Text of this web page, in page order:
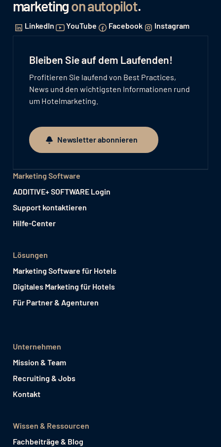
marketingon autopilot.
LinkedIn YouTube Facebook Instagram
Bleiben Sie auf dem Laufenden!
Profitieren Sie laufend von Best Practices,
News und den wichtigsten Informationen rund
um Hotelmarketing.
Newsletter abonnieren
Newsletter abonnieren
Marketing Software
ADDITIVE+ SOFTWARE Login
Support kontaktieren
Hilfe-Center
Lösungen
Marketing Software für Hotels
Digitales Marketing für Hotels
Für Partner & Agenturen
Unternehmen
Mission & Team
Recruiting & Jobs
Kontakt
Wissen & Ressourcen
Fachbeiträge & Blog